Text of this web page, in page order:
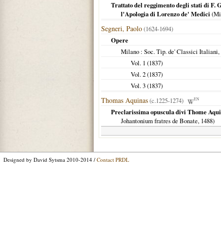
Trattato del reggimento degli stati di F.
l'Apologia di Lorenzo de' Medici (
Segneri, Paolo(1624-1694)
Opere
Milano : Soc. Tip. de' Classici Italiani,
Vol. 1 (1837)
Vol. 2 (1837)
Vol. 3 (1837)
Thomas Aquinas(c.1225-1274) EN
Preclarissima opuscula divi Thome
Johantonium fratres de Bonate, 1488)
Designed by David Sytsma 2010-2014 / Contact PRDL